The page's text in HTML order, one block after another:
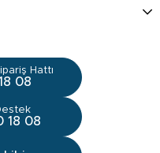
Hattı
08
18 08